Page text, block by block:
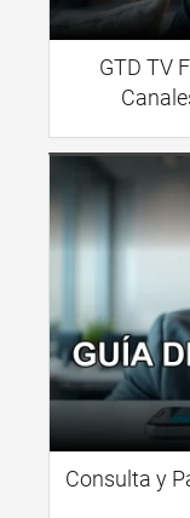
GTD TV
Consulta y